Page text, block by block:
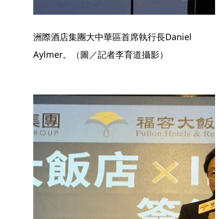
洲際酒店集團大中華區首席執行長Daniel
Aylmer。（圖／記者李育道攝影）